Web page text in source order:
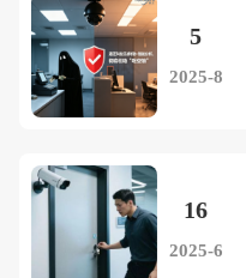
5
2025-8
16
2025-6